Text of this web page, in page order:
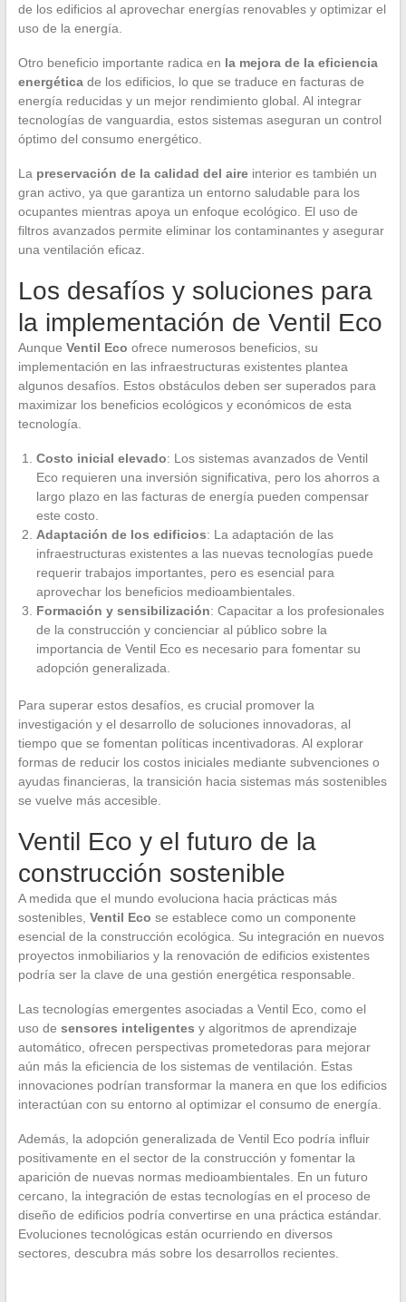
de los edificios al aprovechar energías renovables y optimizar el
uso de la energía.
Otro beneficio importante radica en la mejora de la eficiencia
energéticade los edificios, lo que se traduce en facturas de
energía reducidas y un mejor rendimiento global. Al integrar
tecnologías de vanguardia, estos sistemas aseguran un control
óptimo del consumo energético.
La preservación de la calidad del aireinterior es también un
gran activo, ya que garantiza un entorno saludable para los
ocupantes mientras apoya un enfoque ecológico. El uso de
filtros avanzados permite eliminar los contaminantes y asegurar
una ventilación eficaz.
Los desafíos y soluciones para
la implementación de Ventil Eco
Aunque Ventil Eco ofrece numerosos beneficios, su
implementación en las infraestructuras existentes plantea
algunos desafíos. Estos obstáculos deben ser superados para
maximizar los beneficios ecológicos y económicos de esta
tecnología.
Costo inicial elevado: Los sistemas avanzados de Ventil
Eco requieren una inversión significativa, pero los ahorros a
largo plazo en las facturas de energía pueden compensar
este costo.
Adaptación de los edificios: La adaptación de las
infraestructuras existentes a las nuevas tecnologías puede
requerir trabajos importantes, pero es esencial para
aprovechar los beneficios medioambientales.
Formación y sensibilización: Capacitar a los profesionales
de la construcción y concienciar al público sobre la
importancia de Ventil Eco es necesario para fomentar su
adopción generalizada.
Para superar estos desafíos, es crucial promover la
investigación y el desarrollo de soluciones innovadoras, al
tiempo que se fomentan políticas incentivadoras. Al explorar
formas de reducir los costos iniciales mediante subvenciones o
ayudas financieras, la transición hacia sistemas más sostenibles
se vuelve más accesible.
Ventil Eco y el futuro de la
construcción sostenible
A medida que el mundo evoluciona hacia prácticas más
sostenibles, Ventil Eco se establece como un componente
esencial de la construcción ecológica. Su integración en nuevos
proyectos inmobiliarios y la renovación de edificios existentes
podría ser la clave de una gestión energética responsable.
Las tecnologías emergentes asociadas a Ventil Eco, como el
uso de sensores inteligentes y algoritmos de aprendizaje
automático, ofrecen perspectivas prometedoras para mejorar
aún más la eficiencia de los sistemas de ventilación. Estas
innovaciones podrían transformar la manera en que los edificios
interactúan con su entorno al optimizar el consumo de energía.
Además, la adopción generalizada de Ventil Eco podría influir
positivamente en el sector de la construcción y fomentar la
aparición de nuevas normas medioambientales. En un futuro
cercano, la integración de estas tecnologías en el proceso de
diseño de edificios podría convertirse en una práctica estándar.
Evoluciones tecnológicas están ocurriendo en diversos
sectores, descubra más sobre los desarrollos recientes.